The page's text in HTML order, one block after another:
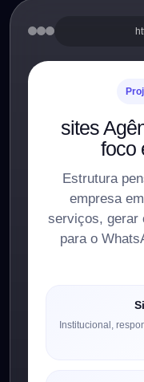
sites
foco
Estrutura
empresa
serviços, gerar
para o
Institucional,